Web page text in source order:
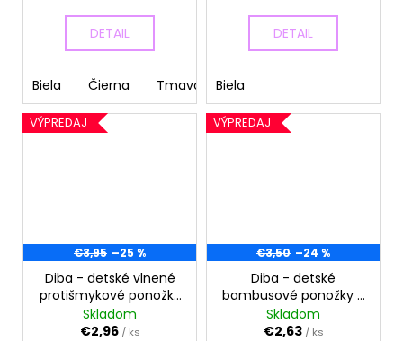
DETAIL
Biela Čierna Tmavomodrá
DETAIL
Biela
VÝPREDAJ
€3,95 –25 %
Diba - detské vlnené
protišmykové ponožky
- veľ.17-19, EU 0
Skladom
€2,96 / ks
VÝPREDAJ
€3,50 –24 %
Diba - detské
bambusové ponožky -
veľ.23-25, EU 3
Skladom
€2,63 / ks